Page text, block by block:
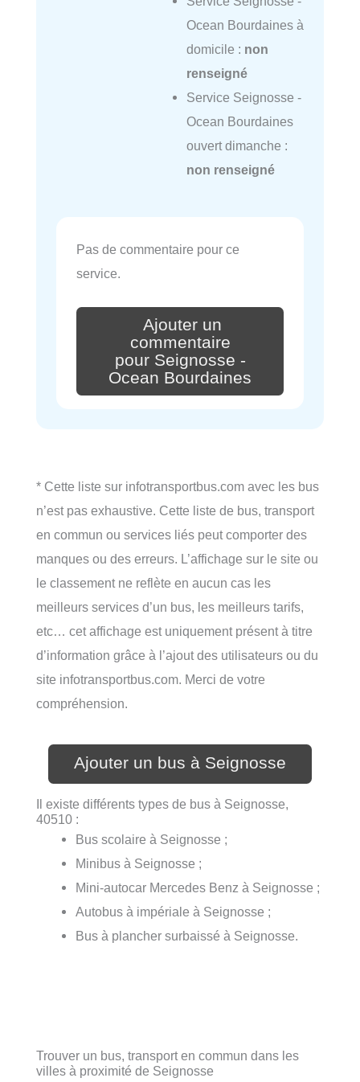
Ocean Bourdaines à
domicile : non
renseigné
Service Seignosse -
Ocean Bourdaines
ouvert dimanche :
non renseigné
Pas de commentaire pour ce
service.
Ajouter un
commentaire
pour Seignosse -
Ocean Bourdaines
* Cette liste sur infotransportbus.com avec les bus
n’est pas exhaustive. Cette liste de bus, transport
en commun ou services liés peut comporter des
manques ou des erreurs. L’affichage sur le site ou
le classement ne reflète en aucun cas les
meilleurs services d’un bus, les meilleurs tarifs,
etc… cet affichage est uniquement présent à titre
d’information grâce à l’ajout des utilisateurs ou du
site infotransportbus.com. Merci de votre
compréhension.
Ajouter un bus à Seignosse
Il existe différents types de bus à Seignosse,
40510 :
Bus scolaire à Seignosse ;
Minibus à Seignosse ;
Mini-autocar Mercedes Benz à Seignosse ;
Autobus à impériale à Seignosse ;
Bus à plancher surbaissé à Seignosse.
Trouver un bus, transport en commun dans les
villes à proximité de Seignosse